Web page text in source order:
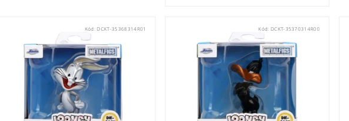
Kód:DCKT-35368314R01 Kód: DCKT-35370314R00